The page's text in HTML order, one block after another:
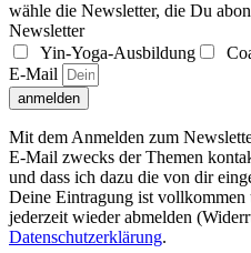
wähle die Newsletter, die Du
Newsletter
Yin-Yoga-Ausbildung
E-Mail
anmelden
Mit dem Anmelden zum
E-Mail zwecks der Themen
und dass ich dazu die von dir
Deine Eintragung ist
jederzeit wieder abmelden
Datenschutzerklärung.